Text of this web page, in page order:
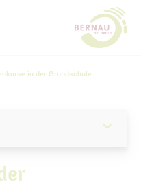
in der Grundschule